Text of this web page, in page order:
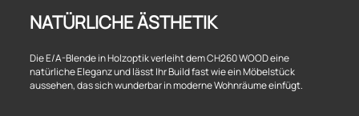
NATÜRLICHE ÄSTHETIK
Die E/A-Blende in Holzoptik verleiht dem CH260 WOOD eine
natürliche Eleganz und lässt Ihr Build fast wie ein Möbelstück
aussehen, das sich wunderbar in moderne Wohnräume einfügt.